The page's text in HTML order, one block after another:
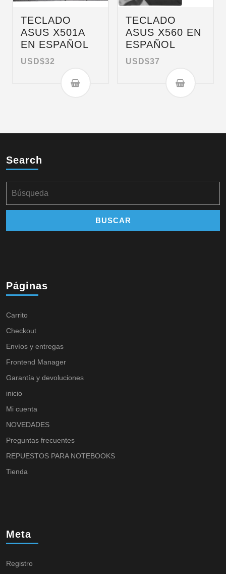
TECLADO
ASUS X501A
EN ESPAÑOL
USD$32
TECLADO
ASUS X560 EN
ESPAÑOL
USD$37
Search
Páginas
Carrito
Checkout
Envíos y entregas
Frontend Manager
Garantía y devoluciones
inicio
Mi cuenta
NOVEDADES
Preguntas frecuentes
REPUESTOS PARA NOTEBOOKS
Tienda
Meta
Registro